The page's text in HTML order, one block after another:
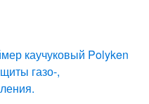
каучуковый Polyken
газо-,